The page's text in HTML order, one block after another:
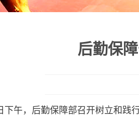
后勤保
下午，后勤保障部召开树立和践